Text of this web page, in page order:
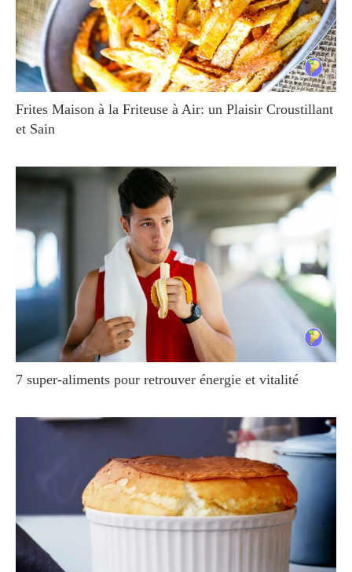
Frites Maison à la Friteuse à Air: un Plaisir Croustillant
et Sain
7 super-aliments pour retrouver énergie et vitalité